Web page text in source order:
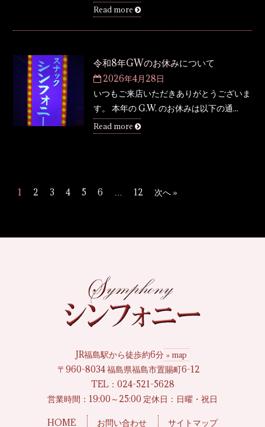
Read more
令和8年GWのお休みについて
2026年4月28日
いつもご来店いただきありがとうございま
す。 本年の G.W. のお休みは以下の通...
Read more
1 2 3 4 5 6 … 12 次へ »
JR福島駅から徒歩約6分 » map
〒960-8034 福島県福島市置賜町6-12
TEL： 024-521-5628
営業時間：19:00～25:00 定休日：日曜・祝日
HOME お問い合わせ サイトマップ